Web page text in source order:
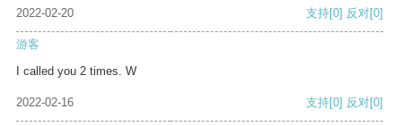
2022-02-20 支持[0] 反对[0]
游客
I called you 2 times. W
2022-02-16 支持[0] 反对[0]